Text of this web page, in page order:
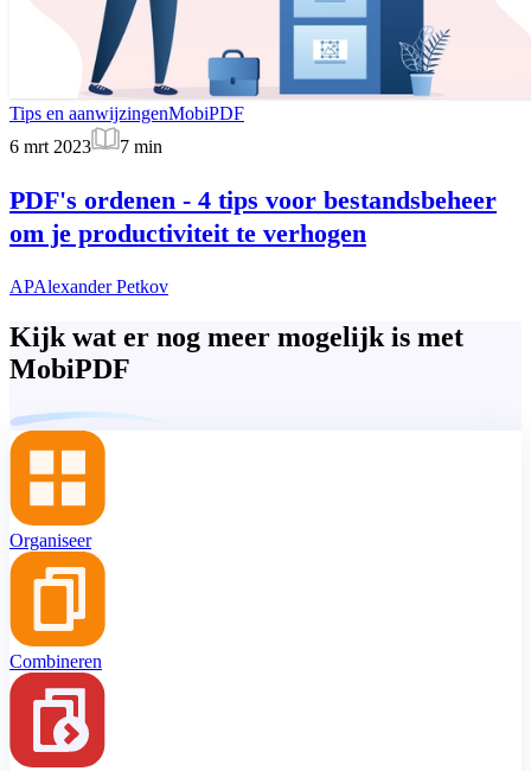
Tips en aanwijzingenMobiPDF
6 mrt 2023
7 min
PDF's ordenen - 4 tips voor bestandsbeheer
om je productiviteit te verhogen
APAlexander Petkov
Kijk wat er nog meer mogelijk is met
MobiPDF
Organiseer
Combineren